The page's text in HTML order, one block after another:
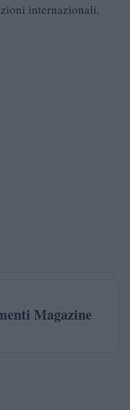
internazionali.
Magazine